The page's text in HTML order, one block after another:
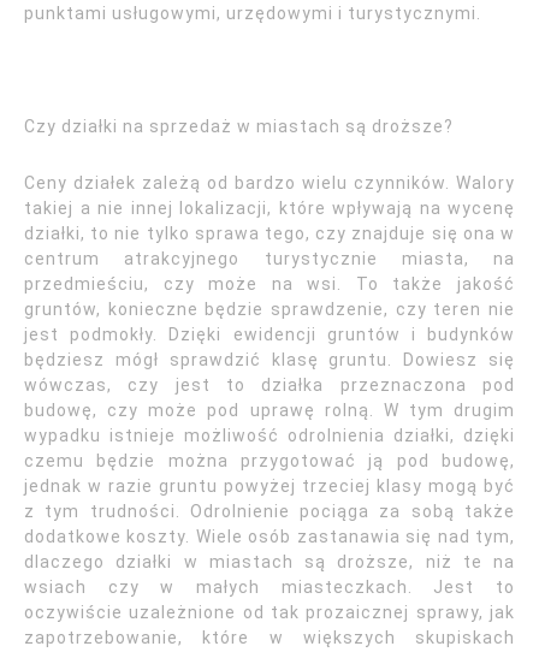
punktami usługowymi, urzędowymi i turystycznymi.
Czy działki na sprzedaż w miastach są droższe?
Ceny działek zależą od bardzo wielu czynników. Walory
takiej a nie innej lokalizacji, które wpływają na wycenę
działki, to nie tylko sprawa tego, czy znajduje się ona w
centrum atrakcyjnego turystycznie miasta, na
przedmieściu, czy może na wsi. To także jakość
gruntów, konieczne będzie sprawdzenie, czy teren nie
jest podmokły. Dzięki ewidencji gruntów i budynków
będziesz mógł sprawdzić klasę gruntu. Dowiesz się
wówczas, czy jest to działka przeznaczona pod
budowę, czy może pod uprawę rolną. W tym drugim
wypadku istnieje możliwość odrolnienia działki, dzięki
czemu będzie można przygotować ją pod budowę,
jednak w razie gruntu powyżej trzeciej klasy mogą być
z tym trudności. Odrolnienie pociąga za sobą także
dodatkowe koszty. Wiele osób zastanawia się nad tym,
dlaczego działki w miastach są droższe, niż te na
wsiach czy w małych miasteczkach. Jest to
oczywiście uzależnione od tak prozaicznej sprawy, jak
zapotrzebowanie, które w większych skupiskach